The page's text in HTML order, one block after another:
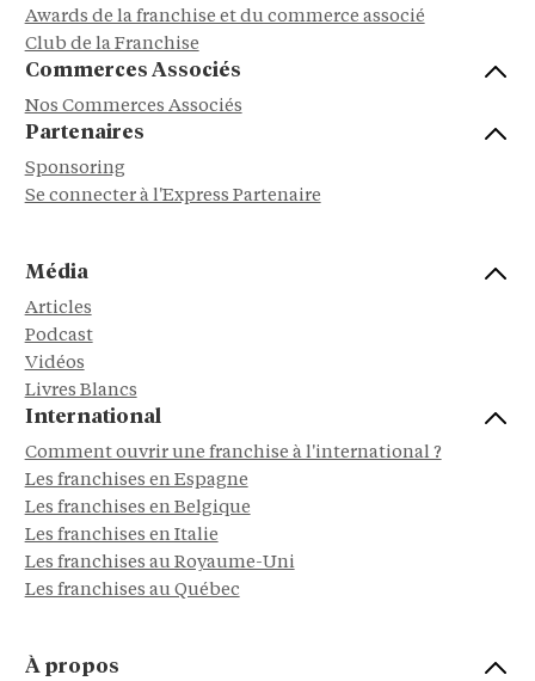
Awards de la franchise et du commerce associé
Club de la Franchise
Commerces Associés
Nos Commerces Associés
Partenaires
Sponsoring
Se connecter à l'Express Partenaire
Média
Articles
Podcast
Vidéos
Livres Blancs
International
Comment ouvrir une franchise à l'international ?
Les franchises en Espagne
Les franchises en Belgique
Les franchises en Italie
Les franchises au Royaume-Uni
Les franchises au Québec
À propos